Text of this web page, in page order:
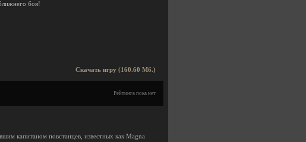
боя!
Скачать игру (160.60 Мб.)
Рейтинга пока нет
капитаном повстанцев, известных как Magna